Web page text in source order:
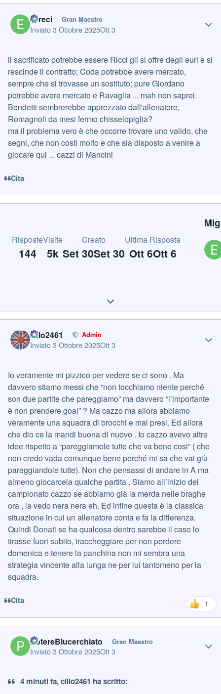
Erreci Gran Maestro
Inviato3 Ottobre 2025Ott 3
il sacrificato potrebbe essere Ricci gli si offre degli euri e si
rescinde il contratto; Coda potrebbe avere mercato,
sempre che si trovasse un sostituto; pure Giordano
potrebbe avere mercato e Ravaglia ... mah non saprei.
Bendetti sembrerebbe apprezzato dall'allenatore,
Romagnoli da mesi fermo chisselopiglia?
ma il problema vero è che occorre trovare uno valido, che
segni, che non costi molto e che sia disposto a venire a
giocare qui ... cazzi di Mancini
Cita
Risposte
144
Visite
5k
Creato
Set 30Set 30
Ultima Risposta
Ott 6Ott 6
Expand topic overview
cillo2461 Admin
Inviato3 Ottobre 2025Ott 3
Io veramente mi pizzico per vedere se ci sono . Ma
davvero stiamo messi che “non tocchiamo niente perché
son due partite che pareggiamo” ma davvero “l’importante
è non prendere goal” ? Ma cazzo ma allora abbiamo
veramente una squadra di brocchi e mal presi. Ed allora
che dio ce la mandi buona di nuovo . Io cazzo avevo altre
idee rispetto a “pareggiamole tutte che va bene cosi” ( che
non credo vada comunque bene perché mi sa che vai giù
pareggiandole tutte). Non che pensassi di andare in A ma
almeno giocarcela qualche partita . Siamo all’inizio del
campionato cazzo se abbiamo già la merda nelle braghe
ora , la vedo nera nera eh. Ed infine questa è la classica
situazione in cui un allenatore conta e fa la differenza.
Quindi Donati se ha qualcosa dentro sarebbe il caso lo
tirasse fuori subito, traccheggiare per non perdere
domenica e tenere la panchina non mi sembra una
strategia vincente alla lunga ne per lui tantomeno per la
squadra.
Cita 1
PotereBlucerchiato Gran Maestro
Inviato3 Ottobre 2025Ott 3
4 minuti fa, cillo2461 ha scritto: